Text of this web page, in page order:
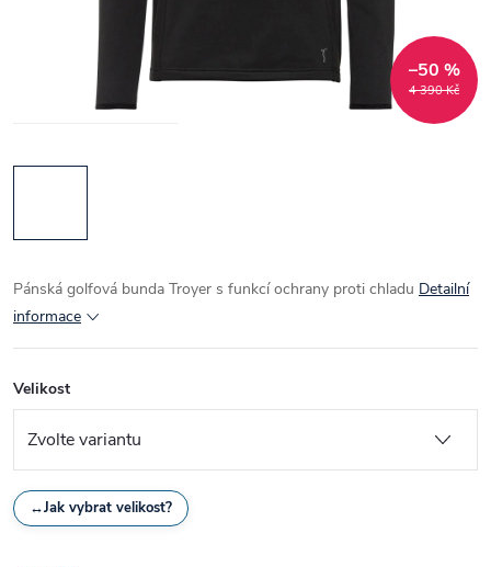
4 390 Kč
–50 %
Pánská golfová bunda Troyer s funkcí ochrany proti chladu Detailní
informace
Velikost
↔Jak vybrat velikost?